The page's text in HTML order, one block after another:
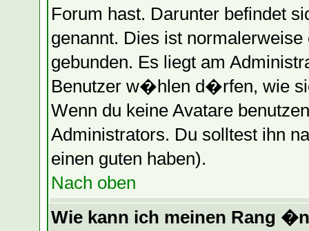
Forum hast. Darunter befindet
genannt. Dies ist
gebunden. Es liegt am
Benutzer w�hlen d�rfen, wie
Wenn du keine Avatare
Administrators. Du solltest ihn
einen guten haben).
Nach oben
Wie kann ich meinen Rang